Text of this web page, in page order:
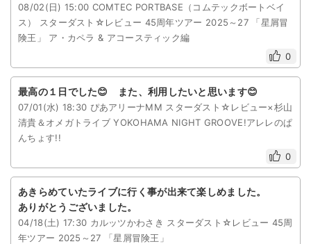
08/02(日) 15:00 COMTEC PORTBASE（コムテックボートベイ
ス） スターダスト☆レビュー 45周年ツアー 2025～27 「星屑冒
険王」 ア・カペラ & アコースティック編
0
最高の１日でした😊 また、利用したいと思います😊
07/01(水) 18:30 ぴあアリーナMM スターダスト☆レビュー×杉山
清貴＆オメガトライブ YOKOHAMA NIGHT GROOVE!アレレのぱ
んちょす!!
0
あきらめていたライブに行く事が出来て楽しめました。
ありがとうございました。
04/18(土) 17:30 カルッツかわさき スターダスト☆レビュー 45周
年ツアー 2025～27 「星屑冒険王」